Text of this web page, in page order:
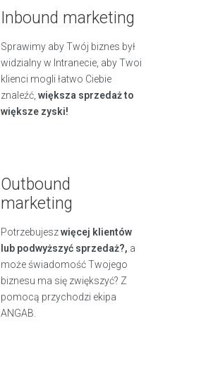
Inbound marketing
Sprawimy aby Twój biznes był
widzialny w Intranecie, aby Twoi
klienci mogli łatwo Ciebie
znaleźć, większa sprzedaż to
większe zyski!
Outbound
marketing
Potrzebujeszwięcej klientów
lub podwyższyć sprzedaż?, a
może świadomość Twojego
biznesu ma się zwiększyć? Z
pomocą przychodzi ekipa
ANGAB.